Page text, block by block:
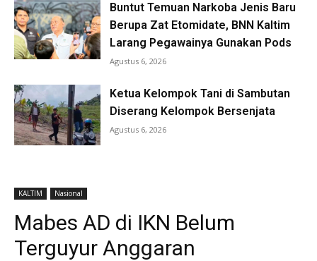
Buntut Temuan Narkoba Jenis Baru
Berupa Zat Etomidate, BNN Kaltim
Larang Pegawainya Gunakan Pods
Agustus 6, 2026
Ketua Kelompok Tani di Sambutan
Diserang Kelompok Bersenjata
Agustus 6, 2026